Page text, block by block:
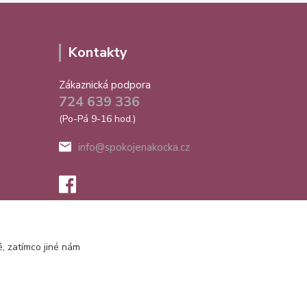
Kontakty
Zákaznická podpora
724 639 336
(Po-Pá 9-16 hod.)
info@spokojenakocka.cz
zatímco jiné nám